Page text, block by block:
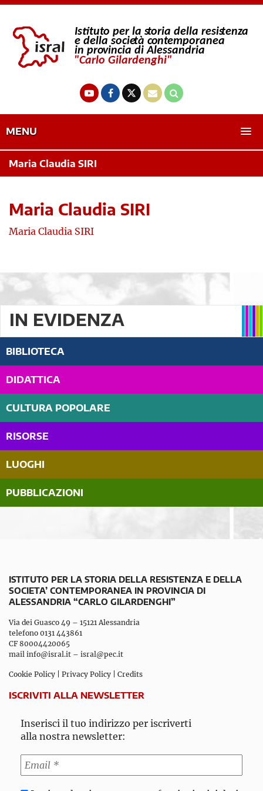
MENU
Maria Claudia SIRI
Maria Claudia SIRI
Maria Claudia SIRI
IN EVIDENZA
BIBLIOTECA
DIDATTICA
CULTURA POPOLARE
RISORSE
LUOGHI
PUBBLICAZIONI
ISTITUTO PER LA STORIA DELLA RESISTENZA E DELLA
SOCIETA’ CONTEMPORANEA IN PROVINCIA DI
ALESSANDRIA “CARLO GILARDENGHI”
Via dei Guasco 49 – 15121 Alessandria
telefono 0131 443861
CF 80004420065
mail info@isral.it – isral@pec.it
Cookie Policy Privacy Policy Credits
ISCRIVITI ALLA NEWSLETTER
Inserisci il tuo indirizzo per iscriverti
alla nostra newsletter: